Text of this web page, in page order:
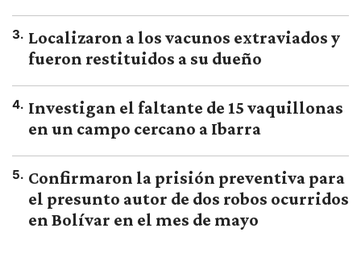
3. Localizaron a los vacunos extraviados y
fueron restituidos a su dueño
4. Investigan el faltante de 15 vaquillonas
en un campo cercano a Ibarra
5. Confirmaron la prisión preventiva para
el presunto autor de dos robos ocurridos
en Bolívar en el mes de mayo